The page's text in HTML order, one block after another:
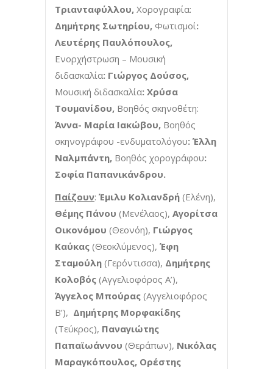
Τριανταφύλλου, Χορογραφία:
Δημήτρης Σωτηρίου, Φωτισμοί:
Λευτέρης Παυλόπουλος,
Ενορχήστρωση – Μουσική
διδασκαλία: Γιώργος Δούσος,
Moυσική διδασκαλία: Χρύσα
Τουμανίδου, Βοηθός σκηνοθέτη:
Άννα- Μαρία Ιακώβου, Βοηθός
σκηνογράφου -ενδυματολόγου: Έλλη
Ναλμπάντη, Βοηθός χορογράφου:
Σοφία Παπανικάνδρου.
Παίζουν: Έμιλυ Κολιανδρή (Ελένη),
Θέμης Πάνου (Μενέλαος), Αγορίτσα
Οικονόμου (Θεονόη), Γιώργος
Καύκας (Θεοκλύμενος), Έφη
Σταμούλη (Γερόντισσα), Δημήτρης
Κολοβός (Αγγελιοφόρος Α’),
Άγγελος Μπούρας (Αγγελιοφόρος
Β’), Δημήτρης Μορφακίδης
(Τεύκρος), Παναγιώτης
Παπαϊωάννου (Θεράπων), Νικόλας
Μαραγκόπουλος, Ορέστης